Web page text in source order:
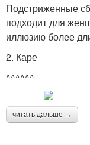
Подстриженные
подходит для
иллюзию более
2. Каре
^^^^^^
читать дальше →